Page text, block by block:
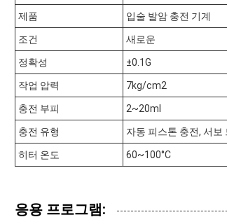
제품 입술 발암 충전 기계
조건 새로운
정확성 ±0.1G
작업 압력 7kg/cm2
충전 부피 2~20ml
충전 유형 자동 피스톤 충전, 서보
히터 온도 60~100°C
응용 프로그램: